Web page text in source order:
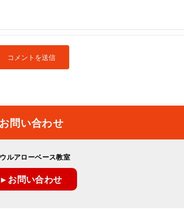
問い合わせ
ルアローベース教室
▸ お問い合わせ